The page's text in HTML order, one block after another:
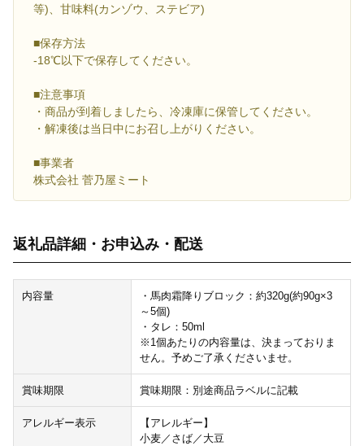
等)、甘味料(カンゾウ、ステビア)
■保存方法
-18℃以下で保存してください。
■注意事項
・商品が到着しましたら、冷凍庫に保管してください。
・解凍後は当日中にお召し上がりください。
■事業者
株式会社 菅乃屋ミート
返礼品詳細・お申込み・配送
内容量
・馬肉霜降りブロック：約320g(約90g×3
～5個)
・タレ：50ml
※1個あたりの内容量は、決まっておりま
せん。予めご了承くださいませ。
賞味期限 賞味期限：別途商品ラベルに記載
アレルギー表示
【アレルギー】
小麦／さば／大豆